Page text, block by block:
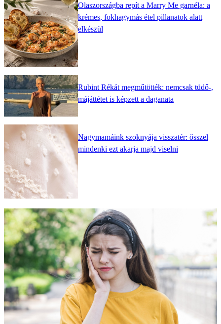
Olaszországba repít a Marry Me garnéla: a
krémes, fokhagymás étel pillanatok alatt
elkészül
Rubint Rékát megműtötték: nemcsak tüdő-,
májáttétet is képzett a daganata
Nagymamáink szoknyája visszatér: ősszel
mindenki ezt akarja majd viselni